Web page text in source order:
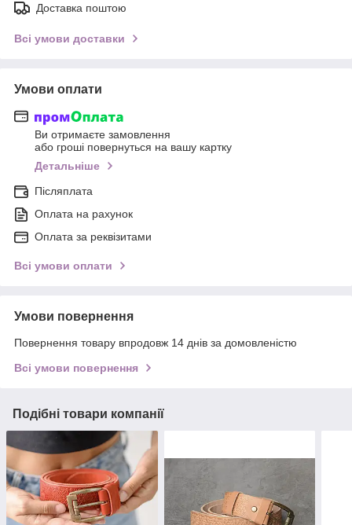
Доставка поштою
Всі умови доставки
Умови оплати
Ви отримаєте замовлення
або гроші повернуться на вашу картку
Детальніше
Післяплата
Оплата на рахунок
Оплата за реквізитами
Всі умови оплати
Умови повернення
Повернення товару впродовж 14 днів за домовленістю
Всі умови повернення
Подібні товари компанії